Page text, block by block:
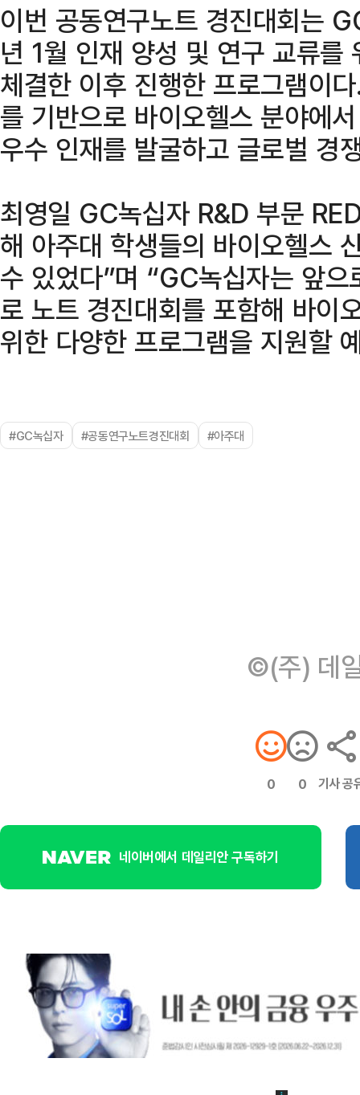
이번 공동연구노트 경진대회는
년 1월 인재 양성 및 연구 교류를
체결한 이후 진행한 프로그램이
를 기반으로 바이오헬스 분야에
우수 인재를 발굴하고 글로벌 경
최영일 GC녹십자 R&D 부문
해 아주대 학생들의 바이오헬스
수 있었다”며 “GC녹십자는 앞
로 노트 경진대회를 포함해 바이
위한 다양한 프로그램을 지원할
#GC녹십자 #공동연구노트경진대회 #아주대
©(주) 데
0 0 기사 공
네이버에서 데일리안 구독하기